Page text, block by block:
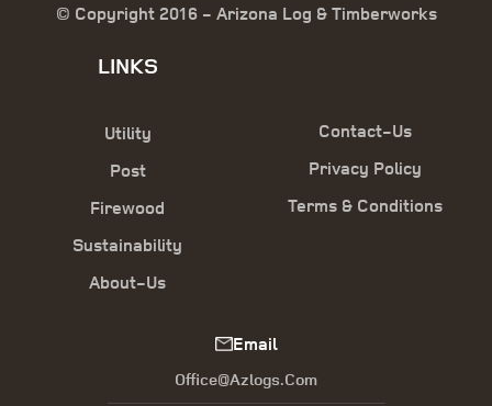
© Copyright 2016 - Arizona Log & Timberworks
LINKS
Utility
Post
Firewood
Sustainability
About-Us
Contact-Us
Privacy Policy
Terms & Conditions
Email
Office@azlogs.com